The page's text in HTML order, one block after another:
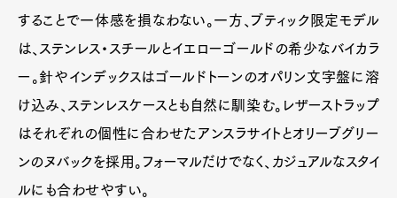
することで一体感を損なわない。一方、ブティック限定モデル
は、ステンレス・スチールとイエローゴールドの希少なバイカラ
ー。針やインデックスはゴールドトーンのオパリン文字盤に溶
け込み、ステンレスケースとも自然に馴染む。レザーストラップ
はそれぞれの個性に合わせたアンスラサイトとオリーブグリー
ンのヌバックを採用。フォーマルだけでなく、カジュアルなスタイ
ルにも合わせやすい。